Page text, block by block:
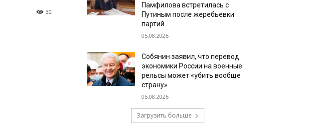
30
Памфилова встретилась с
Путиным после жеребьевки
партий
05.08.2026
Собянин заявил, что перевод
экономики России на военные
рельсы может «убить вообще
страну»
05.08.2026
Загрузить больше